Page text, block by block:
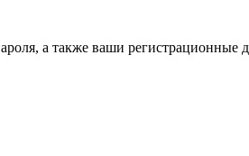
а также ваши